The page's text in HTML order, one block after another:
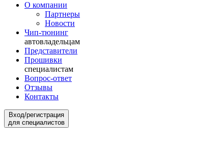
О компании
Партнеры
Новости
Чип-тюнинг
автовладельцам
Представители
Прошивки
специалистам
Вопрос-ответ
Отзывы
Контакты
Вход/регистрация
для специалистов